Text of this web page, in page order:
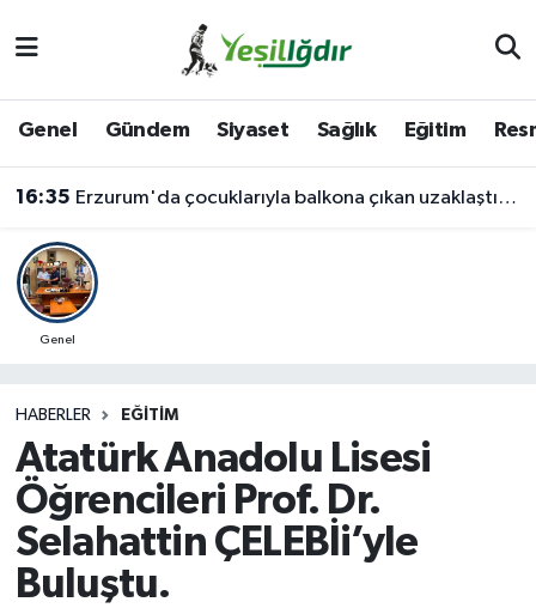
Genel Gündem Siyaset Sağlık Eğitim
16:35 Erzurum'da çocuklarıyla balkona çıkan uzaklaştırma kararlı koca ikna edildi
Genel
HABERLER EĞITIM
Atatürk Anadolu Lisesi
Öğrencileri Prof. Dr.
Selahattin ÇELEBİi’yle
Buluştu.
İğdir Namaz Vakitleri
Iğdır Trafik Yoğunluk Haritası
Süper Lig Puan Durumu ve Fikstür
Son Dakika Haberleri
Haber Arşivi